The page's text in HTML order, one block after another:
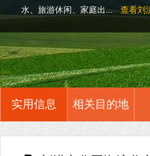
水、旅游休闲、家庭出...
查看刘
实用信息 相关目的地